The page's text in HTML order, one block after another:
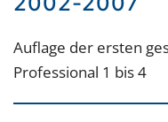
Auflage der ersten
Professional 1 bis 4